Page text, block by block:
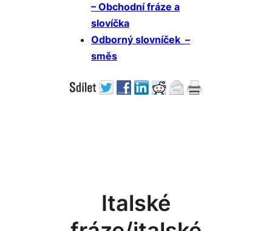
– Obchodní fráze a
slovíčka
Odborný slovníček –
směs
Italské